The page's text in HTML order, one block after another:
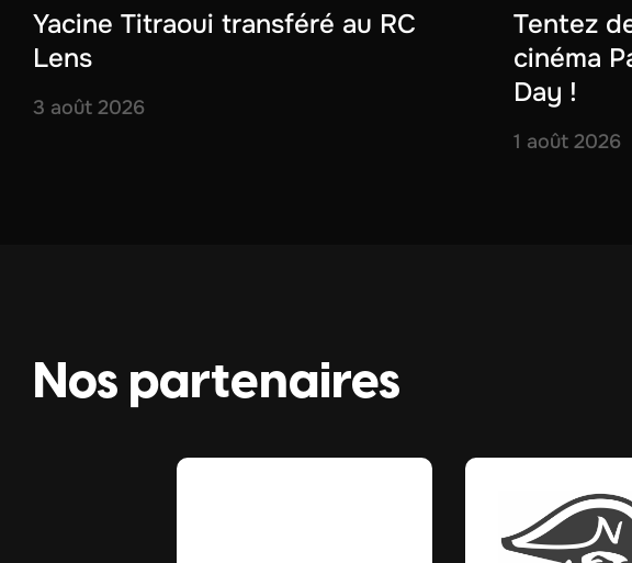
Yacine Titraoui transféré au RC
Lens
3 août 2026
Tentez
cinéma
Day !
1 août 2026
Nos partenaires